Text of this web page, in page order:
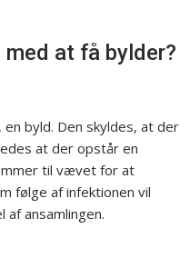
at få bylder?
en byld. Den skyldes, at der
at der opstår en
til vævet for at
følge af infektionen vil
ansamlingen.